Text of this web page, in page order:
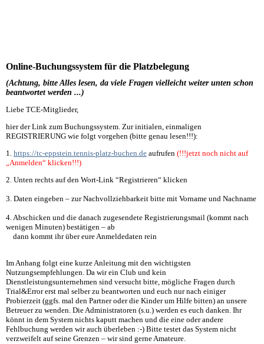
Online-Buchungssystem für die Platzbelegung
(Achtung, bitte Alles lesen, da viele Fragen vielleicht weiter unten schon
beantwortet werden ...)
Liebe TCE-Mitglieder,
hier der Link zum Buchungssystem. Zur initialen, einmaligen
REGISTRIERUNG wie folgt vorgehen (bitte genau lesen!!!):
1. https://tc-eppstein.tennis-platz-buchen.de aufrufen (!!!jetzt noch nicht auf
„Anmelden“ klicken!!!)
2. Unten rechts auf den Wort-Link “Registrieren“ klicken
3. Daten eingeben – zur Nachvollziehbarkeit bitte mit Vorname und Nachname
4. Abschicken und die danach zugesendete Registrierungsmail (kommt nach
wenigen Minuten) bestätigen – ab
dann kommt ihr über eure Anmeldedaten rein
Im Anhang folgt eine kurze Anleitung mit den wichtigsten
Nutzungsempfehlungen. Da wir ein Club und kein
Dienstleistungsunternehmen sind versucht bitte, mögliche Fragen durch
Trial&Error erst mal selber zu beantworten und euch nur nach einiger
Probierzeit (ggfs. mal den Partner oder die Kinder um Hilfe bitten) an unsere
Betreuer zu wenden. Die Administratoren (s.u.) werden es euch danken. Ihr
könnt in dem System nichts kaputt machen und die eine oder andere
Fehlbuchung werden wir auch überleben :-) Bitte testet das System nicht
verzweifelt auf seine Grenzen – wir sind gerne Amateure.